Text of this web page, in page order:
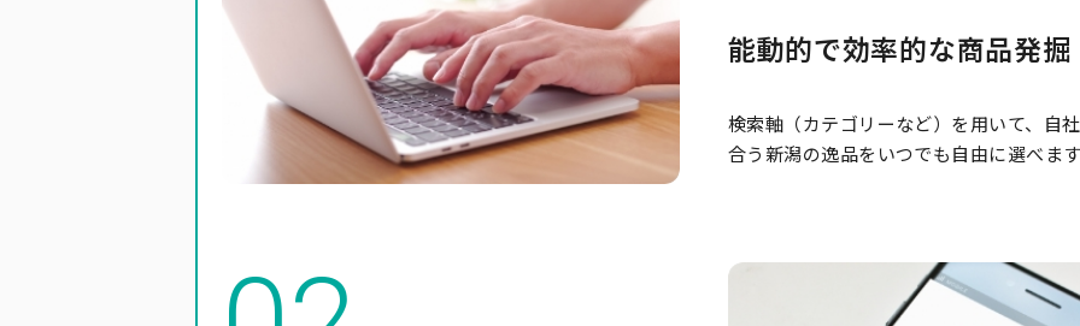
能動的で効率的な商品発掘
検索軸（カテゴリーなど）を用いて、自
合う新潟の逸品をいつでも自由に選べま